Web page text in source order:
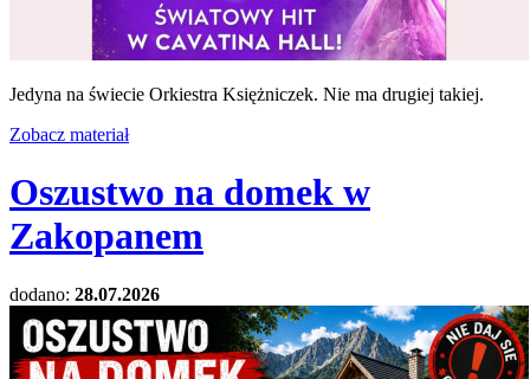
Jedyna na świecie Orkiestra Księżniczek. Nie ma drugiej takiej.
Zobacz materiał
Oszustwo na domek w
Zakopanem
dodano: 28.07.2026